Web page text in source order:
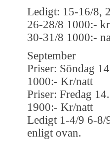
Ledigt: 15-16/8,
26-28/8 1000:-
30-31/8 1000:-
September
Priser: Söndag
1000:- Kr/natt
Priser: Fredag
1900:- Kr/natt
Ledigt 1-4/9 6-8/
enligt ovan.